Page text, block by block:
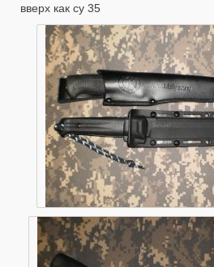
вверх как су 35